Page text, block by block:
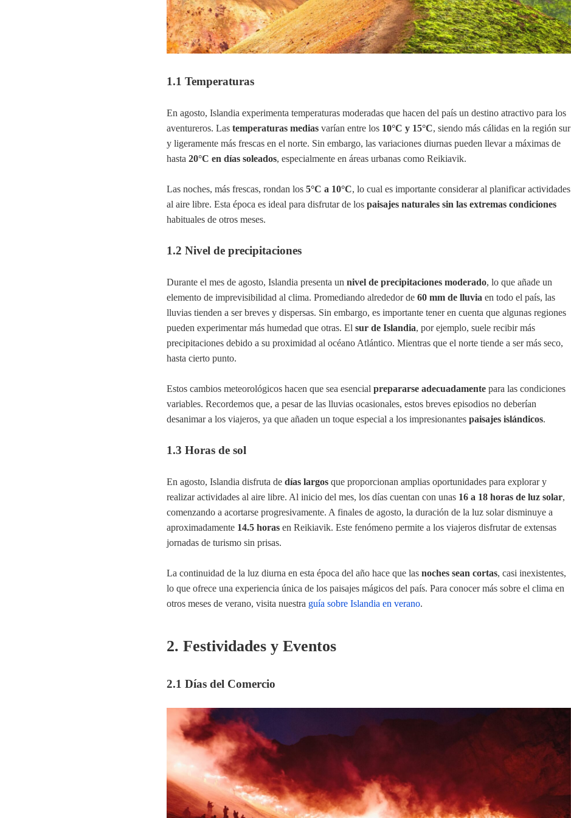
1.1 Temperaturas
En agosto, Islandia experimenta temperaturas moderadas que hacen del país un destino atractivo para los
aventureros. Las temperaturas medias varían entre los 10°C y 15°C, siendo más cálidas en la región sur
y ligeramente más frescas en el norte. Sin embargo, las variaciones diurnas pueden llevar a máximas de
hasta 20°C en días soleados, especialmente en áreas urbanas como Reikiavik.
Las noches, más frescas, rondan los 5°C a 10°C, lo cual es importante considerar al planificar actividades
al aire libre. Esta época es ideal para disfrutar de los paisajes naturales sin las extremas condiciones
habituales de otros meses.
1.2 Nivel de precipitaciones
Durante el mes de agosto, Islandia presenta un nivel de precipitaciones moderado, lo que añade un
elemento de imprevisibilidad al clima. Promediando alrededor de 60 mm de lluvia en todo el país, las
lluvias tienden a ser breves y dispersas. Sin embargo, es importante tener en cuenta que algunas regiones
pueden experimentar más humedad que otras. El sur de Islandia, por ejemplo, suele recibir más
precipitaciones debido a su proximidad al océano Atlántico. Mientras que el norte tiende a ser más seco,
hasta cierto punto.
Estos cambios meteorológicos hacen que sea esencial prepararse adecuadamente para las condiciones
variables. Recordemos que, a pesar de las lluvias ocasionales, estos breves episodios no deberían
desanimar a los viajeros, ya que añaden un toque especial a los impresionantes paisajes islándicos.
1.3 Horas de sol
En agosto, Islandia disfruta de días largos que proporcionan amplias oportunidades para explorar y
realizar actividades al aire libre. Al inicio del mes, los días cuentan con unas 16 a 18 horas de luz solar,
comenzando a acortarse progresivamente. A finales de agosto, la duración de la luz solar disminuye a
aproximadamente 14.5 horas en Reikiavik. Este fenómeno permite a los viajeros disfrutar de extensas
jornadas de turismo sin prisas.
La continuidad de la luz diurna en esta época del año hace que las noches sean cortas, casi inexistentes,
lo que ofrece una experiencia única de los paisajes mágicos del país. Para conocer más sobre el clima en
otros meses de verano, visita nuestra guía sobre Islandia en verano.
2. Festividades y Eventos
2.1 Días del Comercio